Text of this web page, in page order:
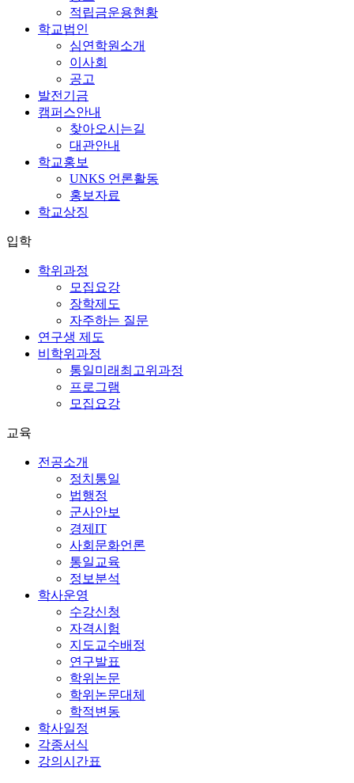
적립금운용현황
학교법인
심연학원소개
이사회
공고
발전기금
캠퍼스안내
찾아오시는길
대관안내
학교홍보
UNKS 언론활동
홍보자료
학교상징
입학
학위과정
모집요강
장학제도
자주하는 질문
연구생 제도
비학위과정
통일미래최고위과정
프로그램
모집요강
교육
전공소개
정치통일
법행정
군사안보
경제IT
사회문화언론
통일교육
정보분석
학사운영
수강신청
자격시험
지도교수배정
연구발표
학위논문
학위논문대체
학적변동
학사일정
각종서식
강의시간표